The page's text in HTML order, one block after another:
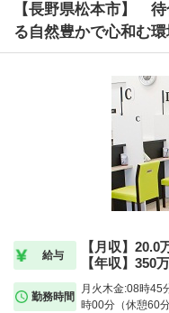
【長野県松本市】
る自然豊かで心和む環
給与
【月収】20.0
【年収】350
勤務時間
月火木金:08時45
時00分（休憩60